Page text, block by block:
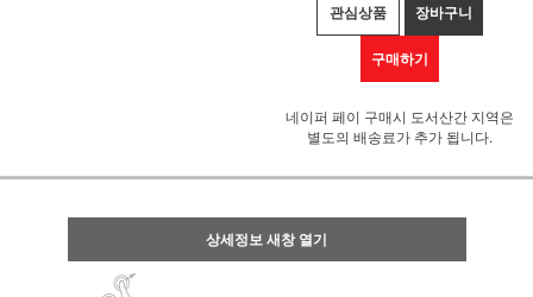
관심상품 장바구니
구매하기
네이퍼 페이 구매시 도서산간 지역은
별도의 배송료가 추가 됩니다.
상세정보 새창 열기